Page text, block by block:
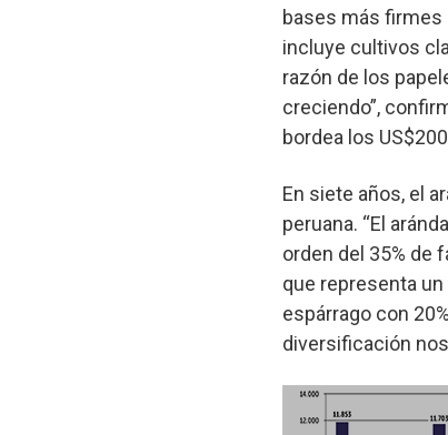
bases más firmes
incluye cultivos
razón de los
creciendo”,
bordea los
En siete años, el
peruana. “El
orden del 35% de
que representa
espárrago con
diversificación